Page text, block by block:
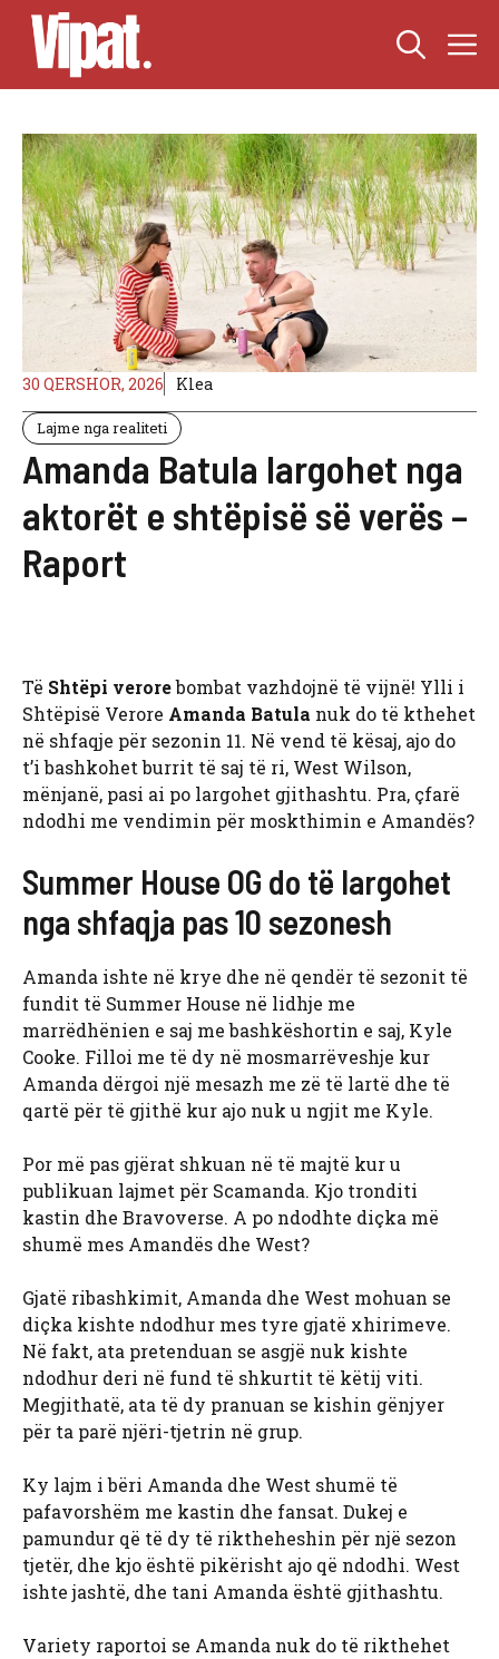
Skip
content
30 QERSHOR, 2026 Klea
Lajme nga realiteti
Amanda Batula largohet nga
aktorët e shtëpisë së verës –
Raport
Të Shtëpi verorebombat vazhdojnë të vijnë! Ylli i
Shtëpisë Verore Amanda Batula nuk do të kthehet
në shfaqje për sezonin 11. Në vend të kësaj, ajo do
t’i bashkohet burrit të saj të ri, West Wilson,
mënjanë, pasi ai po largohet gjithashtu. Pra, çfarë
ndodhi me vendimin për moskthimin e Amandës?
Summer House OG do të largohet
nga shfaqja pas 10 sezonesh
Amanda ishte në krye dhe në qendër të sezonit të
fundit të Summer House në lidhje me
marrëdhënien e saj me bashkëshortin e saj, Kyle
Cooke. Filloi me të dy në mosmarrëveshje kur
Amanda dërgoi një mesazh me zë të lartë dhe të
qartë për të gjithë kur ajo nuk u ngjit me Kyle.
Por më pas gjërat shkuan në të majtë kur u
publikuan lajmet për Scamanda. Kjo tronditi
kastin dhe Bravoverse. A po ndodhte diçka më
shumë mes Amandës dhe West?
Gjatë ribashkimit, Amanda dhe West mohuan se
diçka kishte ndodhur mes tyre gjatë xhirimeve.
Në fakt, ata pretenduan se asgjë nuk kishte
ndodhur deri në fund të shkurtit të këtij viti.
Megjithatë, ata të dy pranuan se kishin gënjyer
për ta parë njëri-tjetrin në grup.
Ky lajm i bëri Amanda dhe West shumë të
pafavorshëm me kastin dhe fansat. Dukej e
pamundur që të dy të riktheheshin për një sezon
tjetër, dhe kjo është pikërisht ajo që ndodhi. West
ishte jashtë, dhe tani Amanda është gjithashtu.
Variety raportoi se Amanda nuk do të rikthehet